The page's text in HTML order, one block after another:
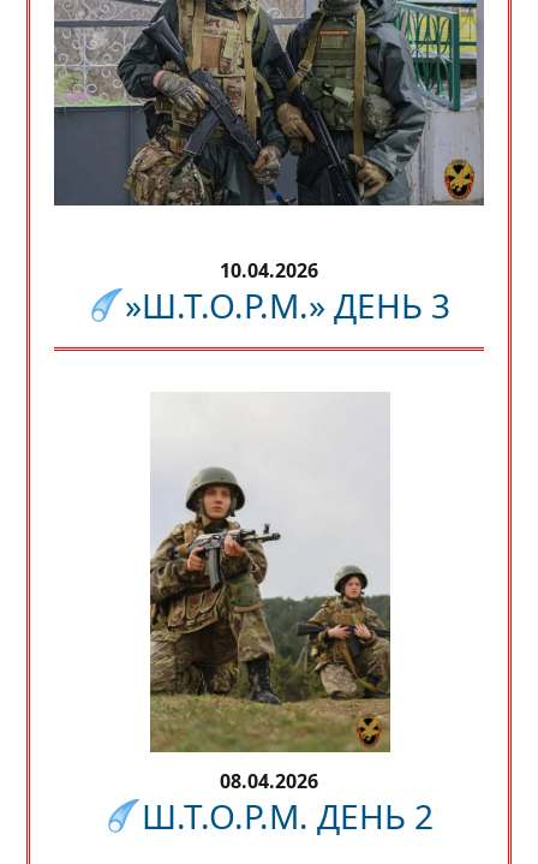
10.04.2026
»Ш.Т.О.Р.М.» ДЕНЬ 3
08.04.2026
Ш.Т.О.Р.М. ДЕНЬ 2